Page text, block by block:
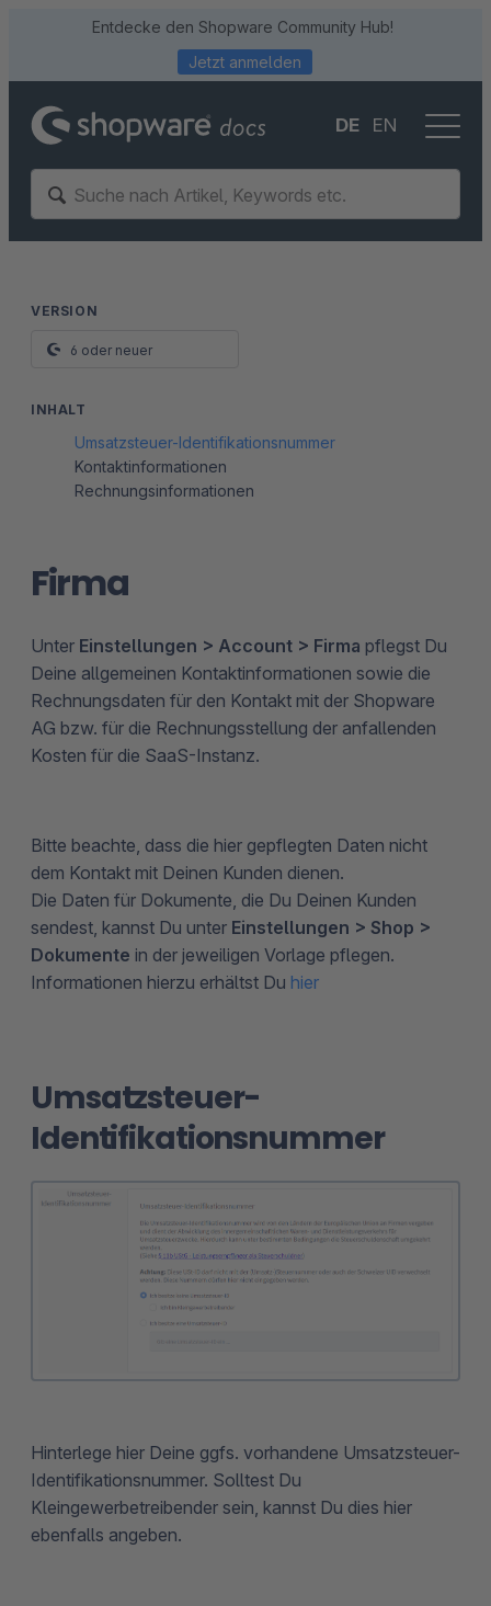
Entdecke den Shopware Community Hub!
Jetzt anmelden
DE EN
Firma
Unter Einstellungen > Account > Firma pflegst Du
Deine allgemeinen Kontaktinformationen sowie die
Rechnungsdaten für den Kontakt mit der Shopware
AG bzw. für die Rechnungsstellung der anfallenden
Kosten für die SaaS-Instanz.
Bitte beachte, dass die hier gepflegten Daten nicht
dem Kontakt mit Deinen Kunden dienen.
Die Daten für Dokumente, die Du Deinen Kunden
sendest, kannst Du unter Einstellungen > Shop >
Dokumente in der jeweiligen Vorlage pflegen.
Informationen hierzu erhältst Du hier
Umsatzsteuer-
Identifikationsnummer
Hinterlege hier Deine ggfs. vorhandene Umsatzsteuer-
Identifikationsnummer. Solltest Du
Kleingewerbetreibender sein, kannst Du dies hier
ebenfalls angeben.
VERSION
6 oder neuer
INHALT
Umsatzsteuer-Identifikationsnummer
Kontaktinformationen
Rechnungsinformationen